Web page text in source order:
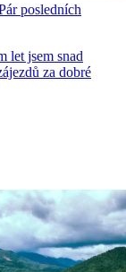
posledních
let jsem snad
za dobré